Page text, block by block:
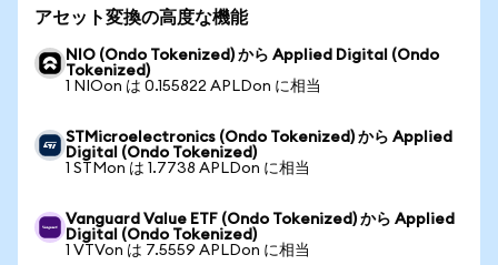
アセット変換の高度な機能
NIO (Ondo Tokenized) から Applied Digital (Ondo
Tokenized)
1 NIOon は 0.155822 APLDon に相当
STMicroelectronics (Ondo Tokenized) から Applied
Digital (Ondo Tokenized)
1 STMon は 1.7738 APLDon に相当
Vanguard Value ETF (Ondo Tokenized) から Applied
Digital (Ondo Tokenized)
1 VTVon は 7.5559 APLDon に相当